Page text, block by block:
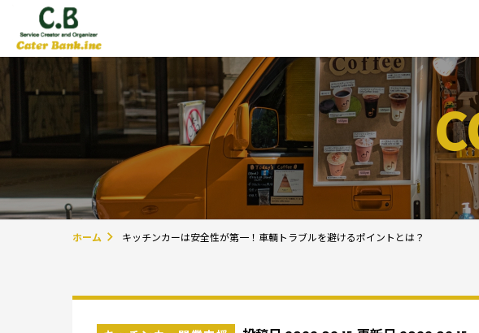
ホーム キッチンカーは安全性が第一！車輌トラブルを避けるポイントとは？